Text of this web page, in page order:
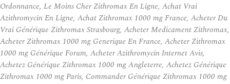
Ordonnance, Le Moins Cher Zithromax En Ligne, Achat Vrai
Azithromycin En Ligne, Achat Zithromax 1000 mg France, Acheter Du
Vrai Générique Zithromax Strasbourg, Acheter Medicament Zithromax,
Acheter Zithromax 1000 mg Generique En France, Acheter Zithromax
1000 mg Générique Forum, Acheter Azithromycin Internet Avis,
Achetez Générique Zithromax 1000 mg Angleterre, Achetez Générique
Zithromax 1000 mg Paris, Commander Générique Zithromax 1000 mg